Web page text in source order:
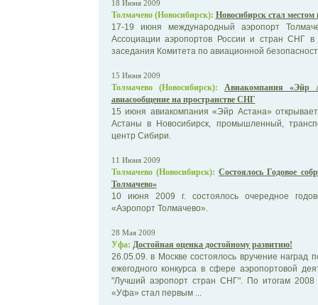
18 Июня 2009
Толмачево (Новосибирск): Новосибирск стал местом
17-19 июня международный аэропорт
Ассоциации аэропортов России и стран СНГ в
заседания Комитета по авиационной
15 Июня 2009
Толмачево (Новосибирск):
Авиакомпания «Эйр
авиасообщение на пространстве СНГ
15 июня авиакомпания «Эйр Астана»
Астаны в Новосибирск, промышленный,
центр Сибири.
11 Июня 2009
Толмачево (Новосибирск): Состоялось Годовое
Толмачево»
10 июня 2009 г. состоялось очередное
«Аэропорт Толмачево».
28 Мая 2009
Уфа: Достойная оценка достойному развитию!
26.05.09. в Москве состоялось вручение наград
ежегодного конкурса в сфере аэропортовой
"Лучший аэропорт стран СНГ". По итогам
«Уфа» стал первым ...